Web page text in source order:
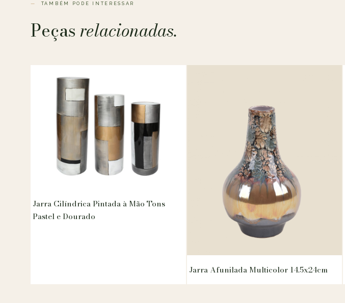
TAMBÉM PODE INTERESSAR
Peçasrelacionadas.
Jarra Cilíndrica Pintada à Mão Tons
Pastel e Dourado
Jarra Afunilada Multicolor 14.5x24cm